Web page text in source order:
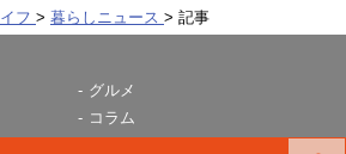
フ 暮らしニュース 記事
グルメ
コラム